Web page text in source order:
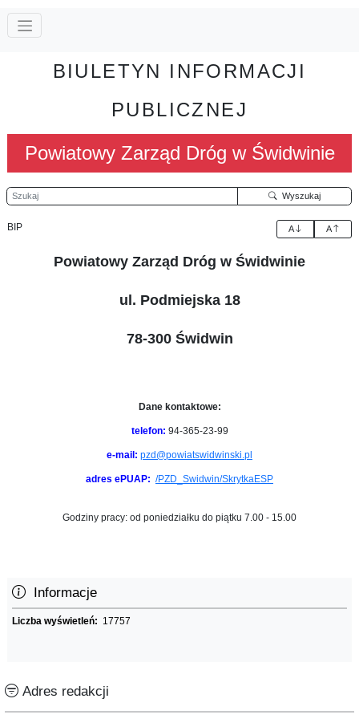
BIULETYN INFORMACJI
PUBLICZNEJ
Powiatowy Zarząd Dróg w Świdwinie
Szukaj Wyszukaj
BIP A A
Powiatowy Zarząd Dróg w Świdwinie
ul. Podmiejska 18
78-300 Świdwin
Dane kontaktowe:
telefon: 94-365-23-99
e-mail: pzd@powiatswidwinski.pl
adres ePUAP: /PZD_Swidwin/SkrytkaESP
Godziny pracy: od poniedziałku do piątku 7.00 - 15.00
Informacje
Liczba wyświetleń: 17757
Adres redakcji